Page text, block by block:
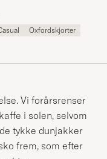
Oxfordskjorter
Vi forårsrenser
i solen, selvom
tykke dunjakker
frem, som efter